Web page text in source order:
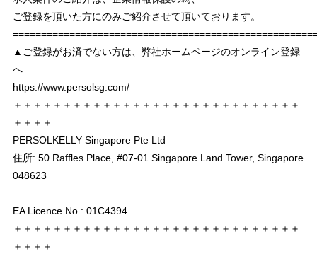
ご登録を頂いた方にのみご紹介させて頂いております。
▲ご登録がお済でない方は、弊社ホームページのオンライン登録
へ
https://www.persolsg.com/
＋＋＋＋＋＋＋＋＋＋＋＋＋＋＋＋＋＋＋＋＋＋＋＋＋＋＋＋＋
＋＋＋＋
PERSOLKELLY Singapore Pte Ltd
住所: 50 Raffles Place, #07-01 Singapore Land Tower, Singapore
048623
EA Licence No : 01C4394
＋＋＋＋＋＋＋＋＋＋＋＋＋＋＋＋＋＋＋＋＋＋＋＋＋＋＋＋＋
＋＋＋＋